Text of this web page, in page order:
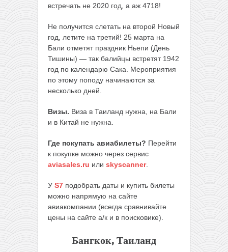
встречать не 2020 год, а аж 4718!
Не получится слетать на второй Новый
год, летите на третий! 25 марта на
Бали отметят праздник Ньепи (День
Тишины) — так балийцы встретят 1942
год по календарю Сака. Мероприятия
по этому поподу начинаются за
несколько дней.
Визы. Виза в Таиланд нужна, на Бали
и в Китай не нужна.
Где покупать авиабилеты? Перейти
к покупке можно через сервис
aviasales.ru или skyscanner.
У S7 подобрать даты и купить билеты
можно напрямую на сайте
авиакомпании (всегда сравнивайте
цены на сайте а/к и в поисковике).
Бангкок, Таиланд